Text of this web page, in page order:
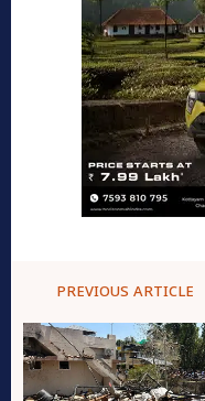
PREVIOUS ARTICLE